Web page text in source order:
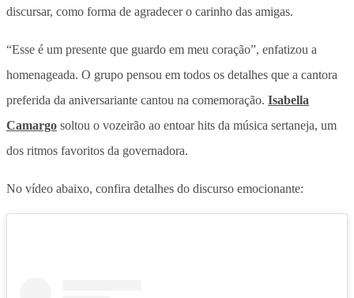
discursar, como forma de agradecer o carinho das amigas.
“Esse é um presente que guardo em meu coração”, enfatizou a
homenageada. O grupo pensou em todos os detalhes que a cantora
preferida da aniversariante cantou na comemoração. Isabella
Camargo soltou o vozeirão ao entoar hits da música sertaneja, um
dos ritmos favoritos da governadora.
No vídeo abaixo, confira detalhes do discurso emocionante: